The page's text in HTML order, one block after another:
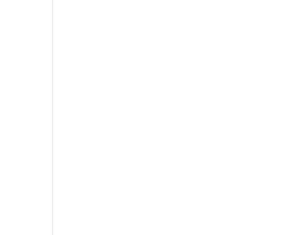
Brasil en Twitter
País Brasil en Instagram
El País Brasil en Facebook